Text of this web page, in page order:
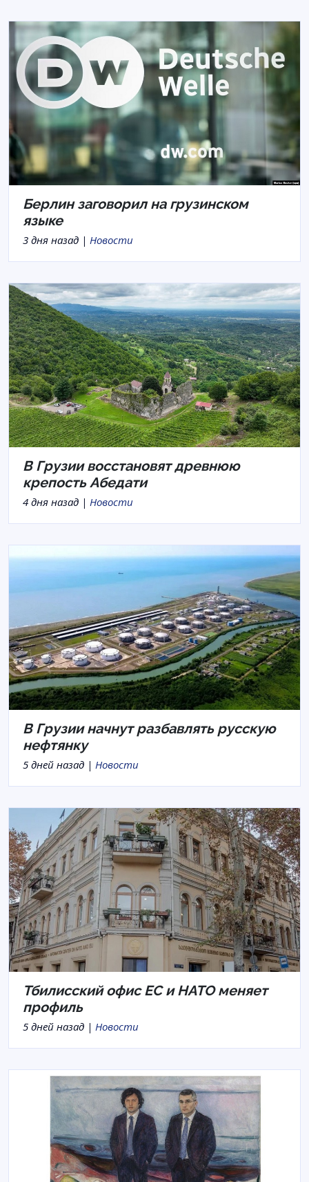
Берлин заговорил на грузинском
языке
3 дня назад | Новости
В Грузии восстановят древнюю
крепость Абедати
4 дня назад | Новости
В Грузии начнут разбавлять русскую
нефтянку
5 дней назад | Новости
Тбилисский офис ЕС и НАТО меняет
профиль
5 дней назад | Новости